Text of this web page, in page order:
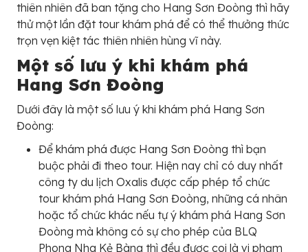
thiên nhiên đã ban tặng cho Hang Sơn Đoòng thì hãy
thử một lần đặt tour khám phá để có thể thưởng thức
trọn vẹn kiệt tác thiên nhiên hùng vĩ này.
Một số lưu ý khi khám phá
Hang Sơn Đoòng
Dưới đây là một số lưu ý khi khám phá Hang Sơn
Đoòng:
Để khám phá được Hang Sơn Đoòng thì bạn
buộc phải đi theo tour. Hiện nay chỉ có duy nhất
công ty du lịch Oxalis được cấp phép tổ chức
tour khám phá Hang Sơn Đoòng, những cá nhân
hoặc tổ chức khác nếu tự ý khám phá Hang Sơn
Đoòng mà không có sự cho phép của BLQ
Phong Nha Kẻ Bàng thì đều được coi là vi phạm